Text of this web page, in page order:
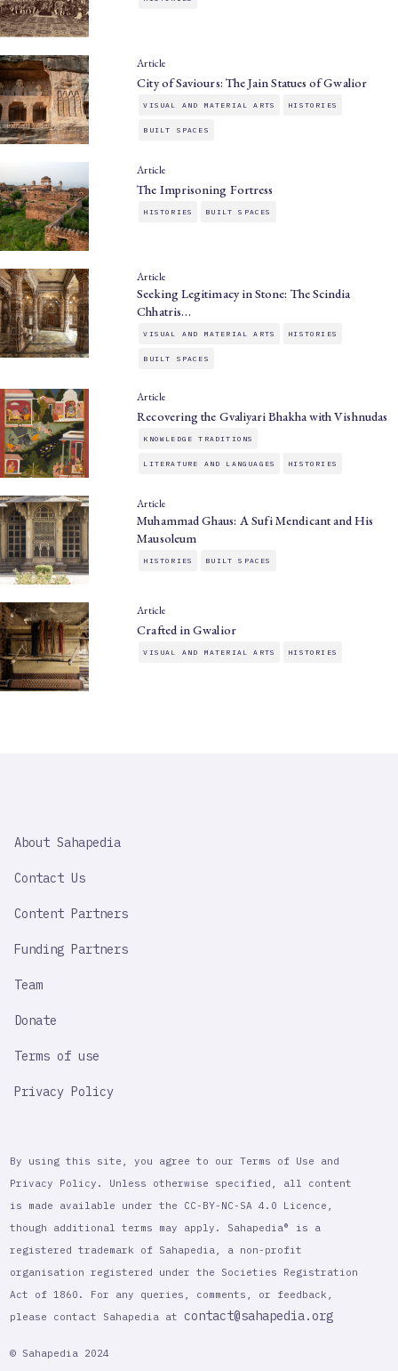
Article
City of Saviours: The Jain Statues of Gwalior
VISUAL AND MATERIAL ARTS HISTORIES
BUILT SPACES
Article
The Imprisoning Fortress
HISTORIES BUILT SPACES
Article
Seeking Legitimacy in Stone: The Scindia
Chhatris…
VISUAL AND MATERIAL ARTS HISTORIES
BUILT SPACES
Article
Recovering the Gvaliyari Bhakha with Vishnudas
KNOWLEDGE TRADITIONS
LITERATURE AND LANGUAGES HISTORIES
Article
Muhammad Ghaus: A Sufi Mendicant and His
Mausoleum
HISTORIES BUILT SPACES
Article
Crafted in Gwalior
VISUAL AND MATERIAL ARTS HISTORIES
IMPORTANT
About Sahapedia
Contact Us
Content Partners
Funding Partners
Team
Donate
Terms of use
Privacy Policy
By using this site, you agree to our Terms of Use and
Privacy Policy. Unless otherwise specified, all content
is made available under the CC-BY-NC-SA 4.0 Licence,
though additional terms may apply. Sahapedia® is a
registered trademark of Sahapedia, a non-profit
organisation registered under the Societies Registration
Act of 1860. For any queries, comments, or feedback,
please contact Sahapedia at contact@sahapedia.org
© Sahapedia 2024